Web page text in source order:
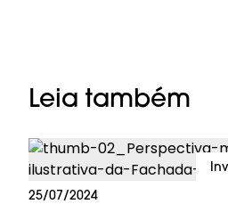
Leia também
25/07/2024